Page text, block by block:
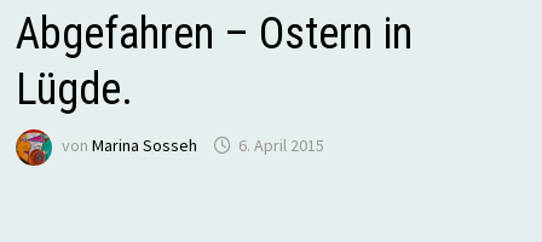
Abgefahren – Ostern in
Lügde.
von Marina Sosseh 6. April 2015